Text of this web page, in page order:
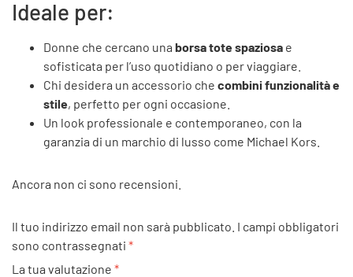
Ideale per:
Donne che cercano una borsa tote spaziosa e
sofisticata per l’uso quotidiano o per viaggiare.
Chi desidera un accessorio che combini funzionalità e
stile, perfetto per ogni occasione.
Un look professionale e contemporaneo, con la
garanzia di un marchio di lusso come Michael Kors.
Ancora non ci sono recensioni.
Il tuo indirizzo email non sarà pubblicato. I campi obbligatori
sono contrassegnati *
La tua valutazione *